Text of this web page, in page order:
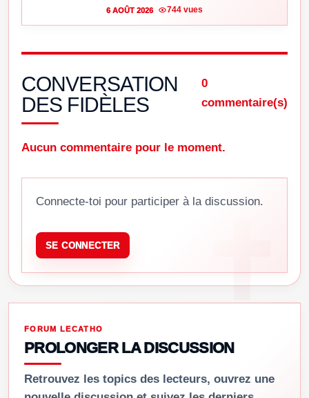
6 AOÛT 2026 744 vues
CONVERSATION
DES FIDÈLES
0
commentaire(s)
Aucun commentaire pour le moment.
Connecte-toi pour participer à la discussion.
SE CONNECTER
FORUM LECATHO
PROLONGER LA DISCUSSION
Retrouvez les topics des lecteurs, ouvrez une